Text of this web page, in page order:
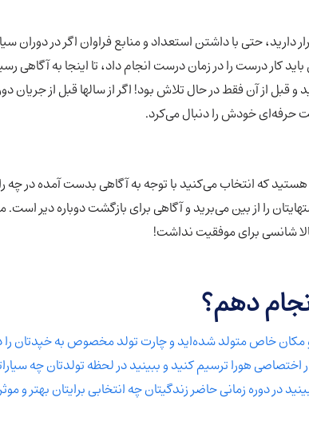
دارید، حتی با داشتن استعداد و منابع فراوان اگر در دوران
کار درست را در زمان درست انجام داد، تا اینجا به آگاهی
از آن فقط در حال تلاش بود! اگر از سالها قبل از جریان
حرفه‌ای خودش را دنبال می‌کرد.
که انتخاب می‌کنید با توجه به آگاهی بدست آمده در چه
شانسی برای موفقیت نداشت!
دهم؟
مکان خاص متولد شده‌اید و چارت تولد مخصوص به خپدتان
اختصاصی هورا ترسیم کنید و ببینید در لحظه تولدتان چه
در دوره زمانی حاضر زندگیتان چه انتخابی برایتان بهتر و